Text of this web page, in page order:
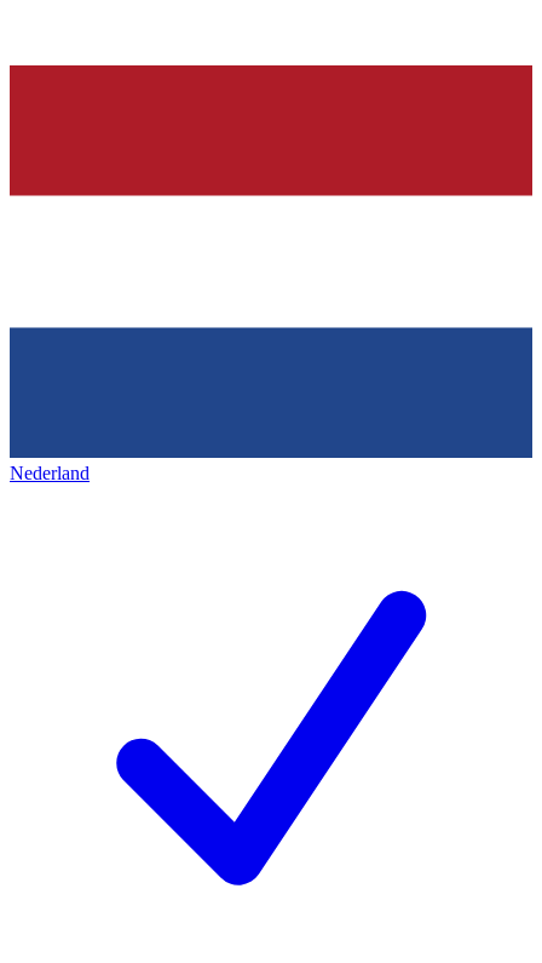
Nederland